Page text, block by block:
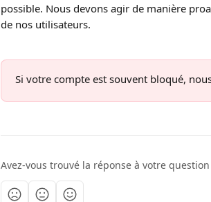
possible. Nous devons agir de manière
de nos utilisateurs.
Si votre compte est souvent bloqué,
Avez-vous trouvé la réponse à votre question